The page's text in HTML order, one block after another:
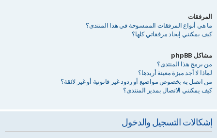
المرفقات
ما هي أنواع المرفقات الممسوحة في هذا المنتدى؟
كيف يمكنني إيجاد مرفقاتي كلها؟
مشاكل phpBB
من برمج هذا المنتدى؟
لماذا لا أجد ميزة معينة أريدها؟
من اتصل به بخصوص مواضيع أو ردود غير قانونية أو غير لائقة؟
كيف يمكنني الاتصال بمدير المنتدى؟
إشكالات التسجيل والدخول